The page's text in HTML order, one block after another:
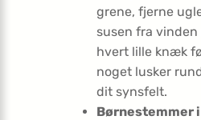
grene, fjerne
susen fra vinden
hvert lille knæk
noget lusker
dit synsfelt.
Børnestemmer